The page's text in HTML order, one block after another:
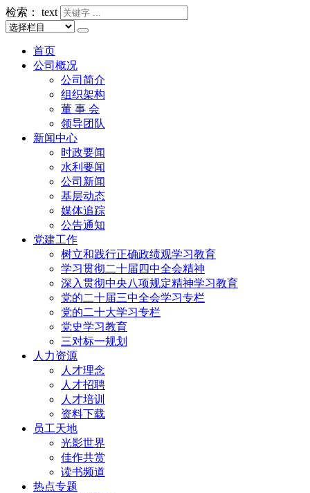
检索： text
首页
公司概况
公司简介
组织架构
董 事 会
领导团队
新闻中心
时政要闻
水利要闻
公司新闻
基层动态
媒体追踪
公告通知
党建工作
树立和践行正确政绩观学习教育
学习贯彻二十届四中全会精神
深入贯彻中央八项规定精神学习教育
党的二十届三中全会学习专栏
党的二十大学习专栏
党史学习教育
三对标一规划
人力资源
人才理念
人才招聘
人才培训
资料下载
员工天地
光影世界
佳作共赏
读书频道
热点专题